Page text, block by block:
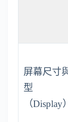
屏幕尺寸
型
（Display）